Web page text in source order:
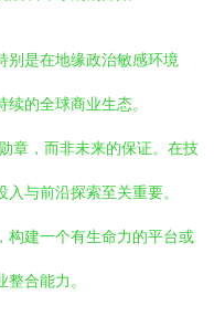
别是在地缘政治敏感环境
的全球商业生态。
章，而非未来的保证。在技
与前沿探索至关重要。
构建一个有生命力的平台或
合能力。